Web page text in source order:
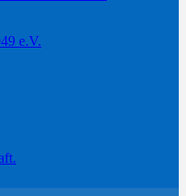
e.V.